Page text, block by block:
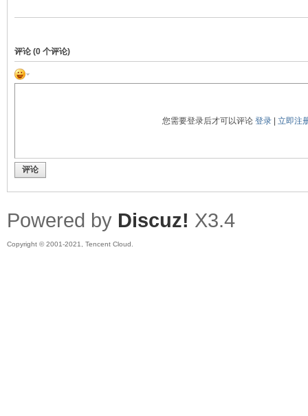
评论 (0个评论)
您需要登录后才可以评论 登录| 立即注
评论
Powered by Discuz! X3.4
Copyright © 2001-2021, Tencent Cloud.